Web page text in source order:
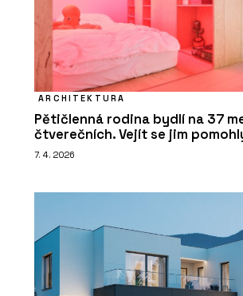
ARCHITEKTURA
Pětičlenná rodina bydlí na 37
čtverečních. Vejít se jim
7. 4. 2026